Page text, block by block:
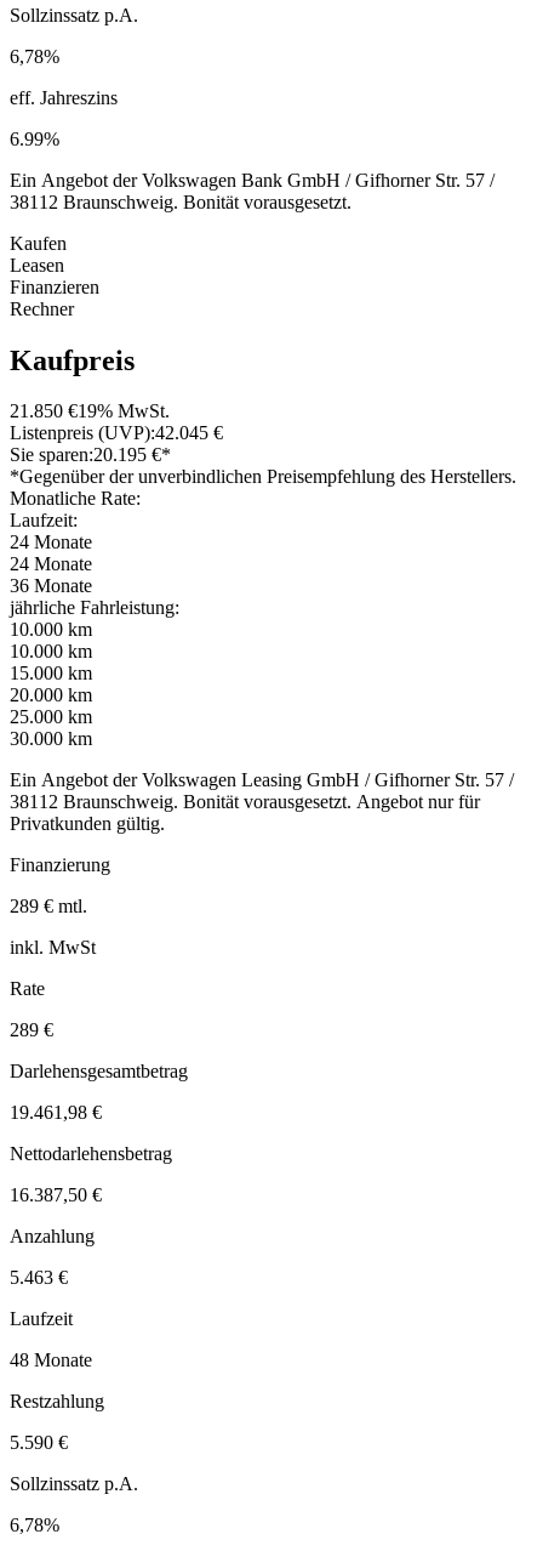
Sollzinssatz p.A.
6,78%
eff. Jahreszins
6.99%
Ein Angebot der Volkswagen Bank GmbH / Gifhorner Str. 57 /
38112 Braunschweig. Bonität vorausgesetzt.
Kaufen
Leasen
Finanzieren
Rechner
Kaufpreis
21.850 €19% MwSt.
Listenpreis (UVP):42.045 €
Sie sparen:20.195 €*
*Gegenüber der unverbindlichen Preisempfehlung des Herstellers.
Monatliche Rate:
Laufzeit:
24 Monate
24 Monate
36 Monate
jährliche Fahrleistung:
10.000 km
10.000 km
15.000 km
20.000 km
25.000 km
30.000 km
Ein Angebot der Volkswagen Leasing GmbH / Gifhorner Str. 57 /
38112 Braunschweig. Bonität vorausgesetzt. Angebot nur für
Privatkunden gültig.
Finanzierung
289 € mtl.
inkl. MwSt
Rate
289 €
Darlehensgesamtbetrag
19.461,98 €
Nettodarlehensbetrag
16.387,50 €
Anzahlung
5.463 €
Laufzeit
48 Monate
Restzahlung
5.590 €
Sollzinssatz p.A.
6,78%